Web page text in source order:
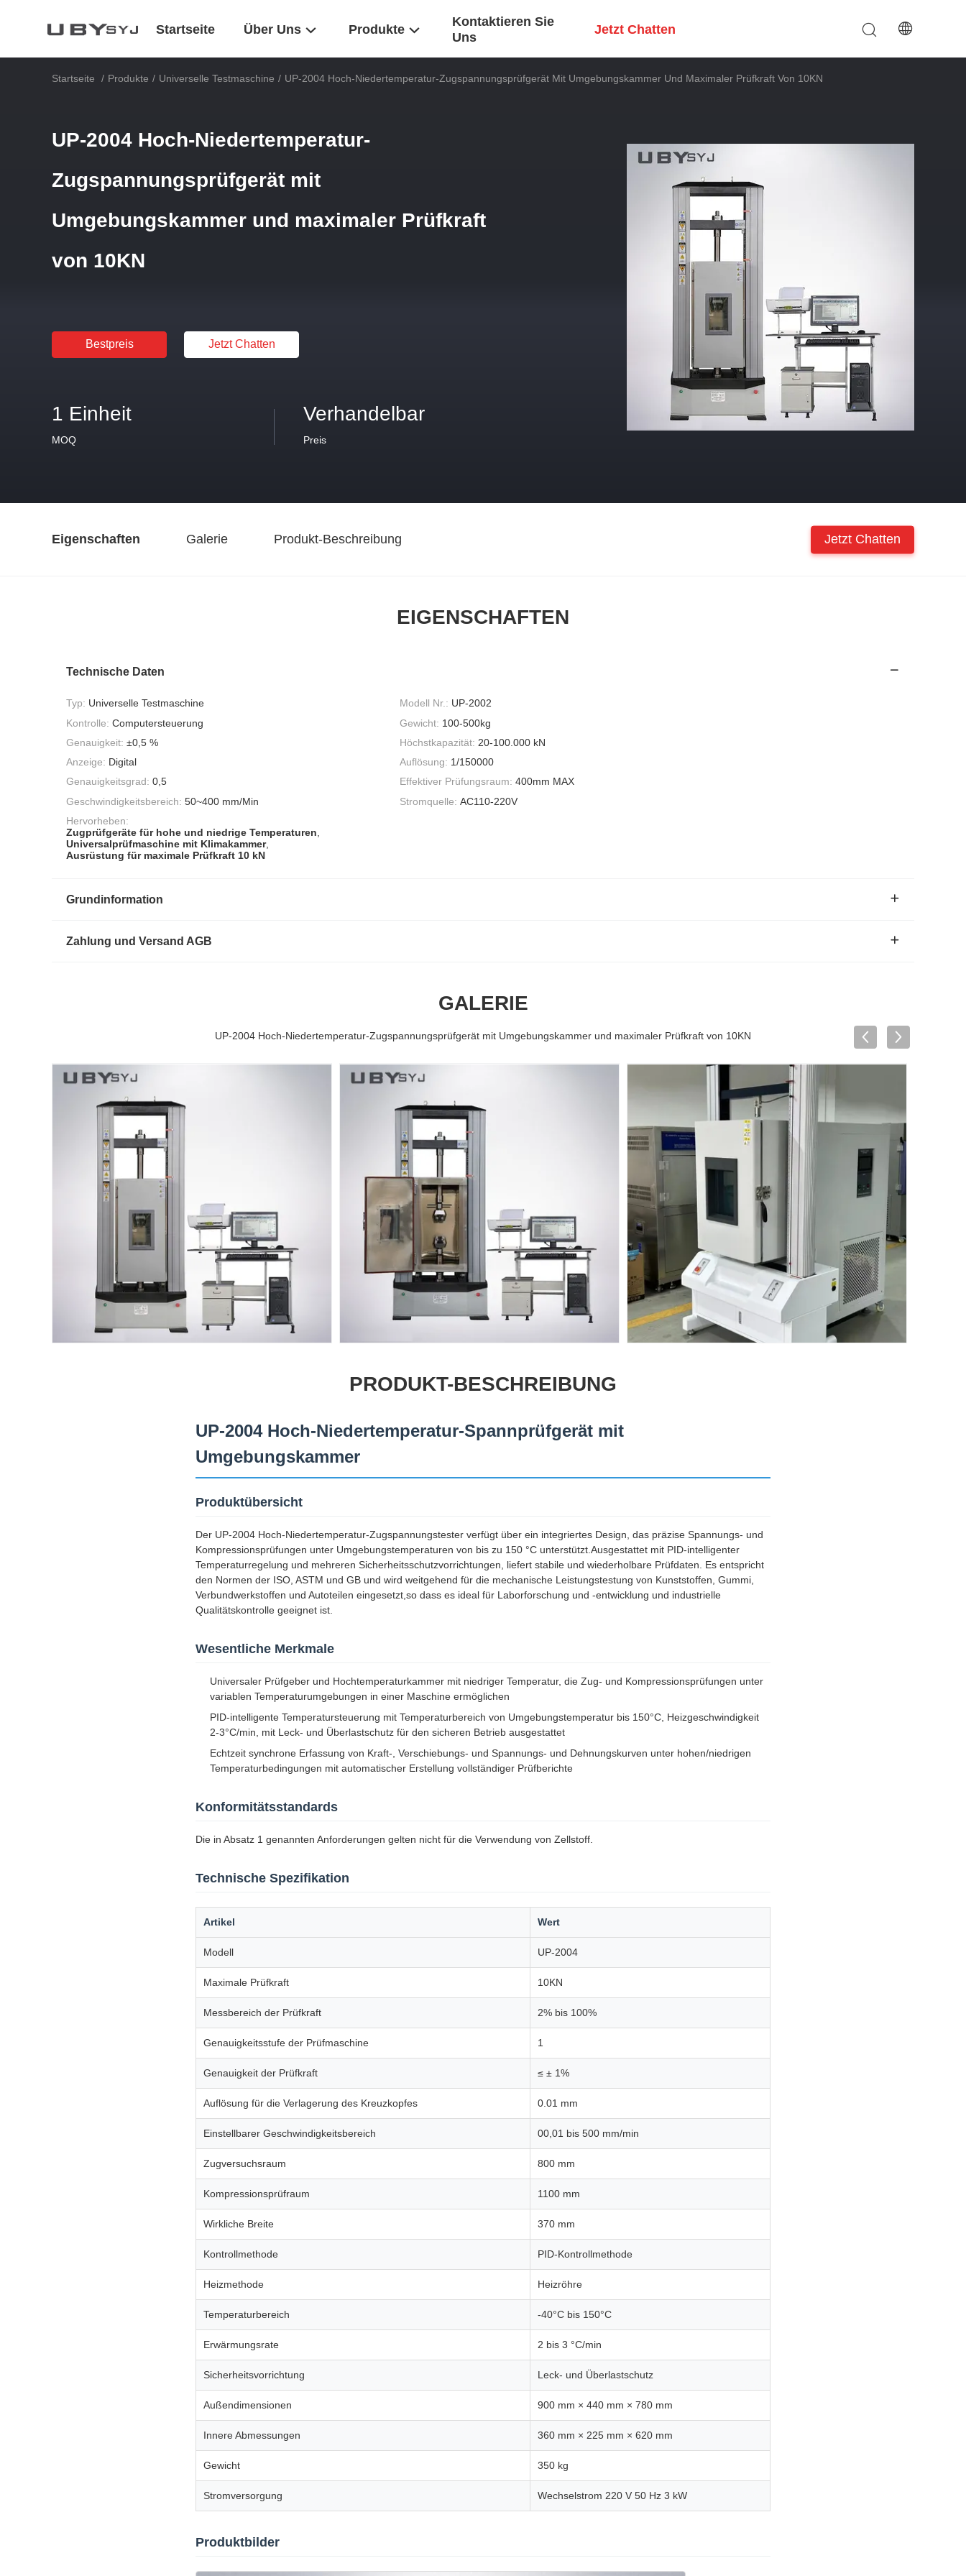
Startseite Über Uns Produkte
Kontaktieren Sie
Uns
Jetzt Chatten
Startseite / Produkte / Universelle Testmaschine / UP-2004 Hoch-Niedertemperatur-Zugspannungsprüfgerät Mit Umgebungskammer Und Maximaler Prüfkraft Von 10KN
UP-2004 Hoch-Niedertemperatur-
Zugspannungsprüfgerät mit
Umgebungskammer und maximaler Prüfkraft
von 10KN
Bestpreis Jetzt Chatten
1 Einheit
MOQ
Verhandelbar
Preis
Eigenschaften Galerie Produkt-Beschreibung Jetzt Chatten
EIGENSCHAFTEN
Technische Daten
Typ: Universelle Testmaschine Modell Nr.: UP-2002
Kontrolle: Computersteuerung Gewicht: 100-500kg
Genauigkeit: ±0,5 % Höchstkapazität: 20-100.000 kN
Anzeige: Digital Auflösung: 1/150000
Genauigkeitsgrad: 0,5 Effektiver Prüfungsraum: 400mm MAX
Geschwindigkeitsbereich: 50~400 mm/Min Stromquelle: AC110-220V
Hervorheben:
Zugprüfgeräte für hohe und niedrige Temperaturen
Universalprüfmaschine mit Klimakammer,
Ausrüstung für maximale Prüfkraft 10 kN
Grundinformation
Zahlung und Versand AGB
GALERIE
UP-2004 Hoch-Niedertemperatur-Zugspannungsprüfgerät mit Umgebungskammer und maximaler Prüfkraft von 10KN
PRODUKT-BESCHREIBUNG
UP-2004 Hoch-Niedertemperatur-Spannprüfgerät mit
Umgebungskammer
Produktübersicht
Der UP-2004 Hoch-Niedertemperatur-Zugspannungstester verfügt über ein integriertes Design, das präzise Spannungs- und
Kompressionsprüfungen unter Umgebungstemperaturen von bis zu 150 °C unterstützt.Ausgestattet mit PID-intelligenter
Temperaturregelung und mehreren Sicherheitsschutzvorrichtungen, liefert stabile und wiederholbare Prüfdaten. Es entspricht
den Normen der ISO, ASTM und GB und wird weitgehend für die mechanische Leistungstestung von Kunststoffen, Gummi,
Verbundwerkstoffen und Autoteilen eingesetzt,so dass es ideal für Laborforschung und -entwicklung und industrielle
Qualitätskontrolle geeignet ist.
Wesentliche Merkmale
Universaler Prüfgeber und Hochtemperaturkammer mit niedriger Temperatur, die Zug- und Kompressionsprüfungen unter
variablen Temperaturumgebungen in einer Maschine ermöglichen
PID-intelligente Temperatursteuerung mit Temperaturbereich von Umgebungstemperatur bis 150°C, Heizgeschwindigkeit
2-3°C/min, mit Leck- und Überlastschutz für den sicheren Betrieb ausgestattet
Echtzeit synchrone Erfassung von Kraft-, Verschiebungs- und Spannungs- und Dehnungskurven unter hohen/niedrigen
Temperaturbedingungen mit automatischer Erstellung vollständiger Prüfberichte
Konformitätsstandards
Die in Absatz 1 genannten Anforderungen gelten nicht für die Verwendung von Zellstoff.
Technische Spezifikation
Artikel Wert
Modell UP-2004
Maximale Prüfkraft 10KN
Messbereich der Prüfkraft 2% bis 100%
Genauigkeitsstufe der Prüfmaschine 1
Genauigkeit der Prüfkraft ≤ ± 1%
Auflösung für die Verlagerung des Kreuzkopfes 0.01 mm
Einstellbarer Geschwindigkeitsbereich 00,01 bis 500 mm/min
Zugversuchsraum 800 mm
Kompressionsprüfraum 1100 mm
Wirkliche Breite 370 mm
Kontrollmethode PID-Kontrollmethode
Heizmethode Heizröhre
Temperaturbereich -40°C bis 150°C
Erwärmungsrate 2 bis 3 °C/min
Sicherheitsvorrichtung Leck- und Überlastschutz
Außendimensionen 900 mm × 440 mm × 780 mm
Innere Abmessungen 360 mm × 225 mm × 620 mm
Gewicht 350 kg
Stromversorgung Wechselstrom 220 V 50 Hz 3 kW
Produktbilder